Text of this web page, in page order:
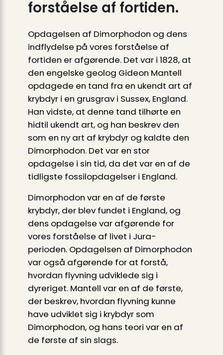
forståelse af fortiden.
Opdagelsen af Dimorphodon og dens
indflydelse på vores forståelse af
fortiden er afgørende. Det var i 1828, at
den engelske geolog Gideon Mantell
opdagede en tand fra en ukendt art af
krybdyr i en grusgrav i Sussex, England.
Han vidste, at denne tand tilhørte en
hidtil ukendt art, og han beskrev den
som en ny art af krybdyr og kaldte den
Dimorphodon. Det var en stor
opdagelse i sin tid, da det var en af ​​de
tidligste fossilopdagelser i England.
Dimorphodon var en af de første
krybdyr, der blev fundet i England, og
dens opdagelse var afgørende for
vores forståelse af livet i Jura-
perioden. Opdagelsen af Dimorphodon
var også afgørende for at forstå,
hvordan flyvning udviklede sig i
dyreriget. Mantell var en af ​​de første,
der beskrev, hvordan flyvning kunne
have udviklet sig i krybdyr som
Dimorphodon, og hans teori var en af ​​
de første af sin slags.